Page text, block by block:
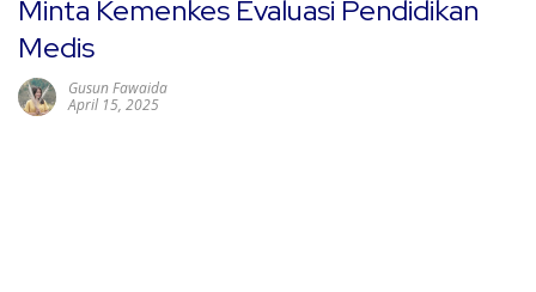
Minta Kemenkes Evaluasi Pendidikan
Medis
Gusun Fawaida
April 15, 2025